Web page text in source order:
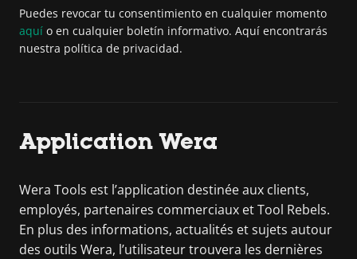
Puedes revocar tu consentimiento en cualquier momento
aquí o en cualquier boletín informativo. Aquí encontrarás
nuestra política de privacidad.
Application Wera
Wera Tools est l’application destinée aux clients,
employés, partenaires commerciaux et Tool Rebels.
En plus des informations, actualités et sujets autour
des outils Wera, l’utilisateur trouvera les dernières